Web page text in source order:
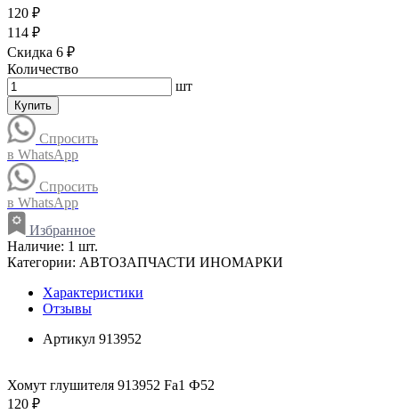
120 ₽
114 ₽
Скидка 6 ₽
Количество
шт
Купить
Спросить
в WhatsApp
Спросить
в WhatsApp
Избранное
Наличие: 1 шт.
Категории: АВТОЗАПЧАСТИ ИНОМАРКИ
Характеристики
Отзывы
Артикул 913952
Хомут глушителя 913952 Fa1 Ф52
120 ₽